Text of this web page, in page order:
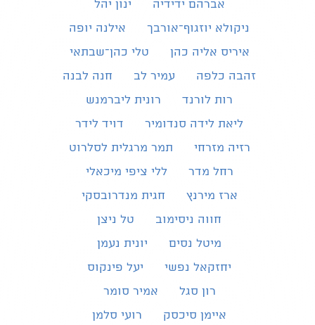
אברהם ידידיה
ינון יהל
ניקולא יוזגוף־אורבך
אילנה יופה
איריס אליה כהן
טלי כהן־שבתאי
זהבה כלפה
עמיר לב
חנה לבנה
רות לורנד
רונית ליברמנש
ליאת לידה סנדומיר
דויד לידר
רזיה מזרחי
תמר מרגלית לסלרוט
רחל מדר
ללי ציפי מיכאלי
ארז מירנץ
חגית מנדרובסקי
חווה ניסימוב
טל ניצן
מיטל נסים
יונית נעמן
יחזקאל נפשי
יעל פינקוס
רון סגל
אמיר סומר
איימן סיכסק
רועי סלמן